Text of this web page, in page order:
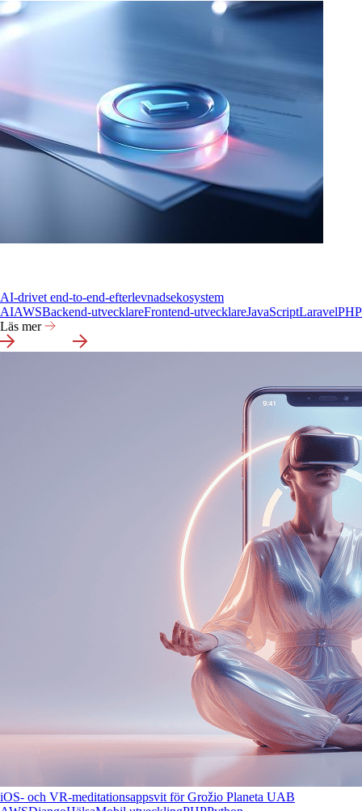
AI-drivet end-to-end-efterlevnadsekosystem
AIAWSBackend-utvecklareFrontend-utvecklareJavaScriptLaravelPHP
Läs mer
iOS- och VR-meditationsappsvit för Grožio Planeta UAB